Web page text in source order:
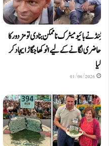
ٹِنڈ نے بائیومیٹرک ناممکن بنا دی تو مزدور کا
حاضری لگانے کے لیے انوکھا جگاڑ ایجاد کر
لیا
01/06/2026